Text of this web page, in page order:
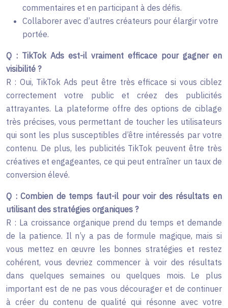
commentaires et en participant à des défis.
Collaborer avec d’autres créateurs pour élargir votre
portée.
Q : TikTok Ads est-il vraiment efficace pour gagner en
visibilité ?
R : Oui, TikTok Ads peut être très efficace si vous ciblez
correctement votre public et créez des publicités
attrayantes. La plateforme offre des options de ciblage
très précises, vous permettant de toucher les utilisateurs
qui sont les plus susceptibles d’être intéressés par votre
contenu. De plus, les publicités TikTok peuvent être très
créatives et engageantes, ce qui peut entraîner un taux de
conversion élevé.
Q : Combien de temps faut-il pour voir des résultats en
utilisant des stratégies organiques ?
R : La croissance organique prend du temps et demande
de la patience. Il n’y a pas de formule magique, mais si
vous mettez en œuvre les bonnes stratégies et restez
cohérent, vous devriez commencer à voir des résultats
dans quelques semaines ou quelques mois. Le plus
important est de ne pas vous décourager et de continuer
à créer du contenu de qualité qui résonne avec votre